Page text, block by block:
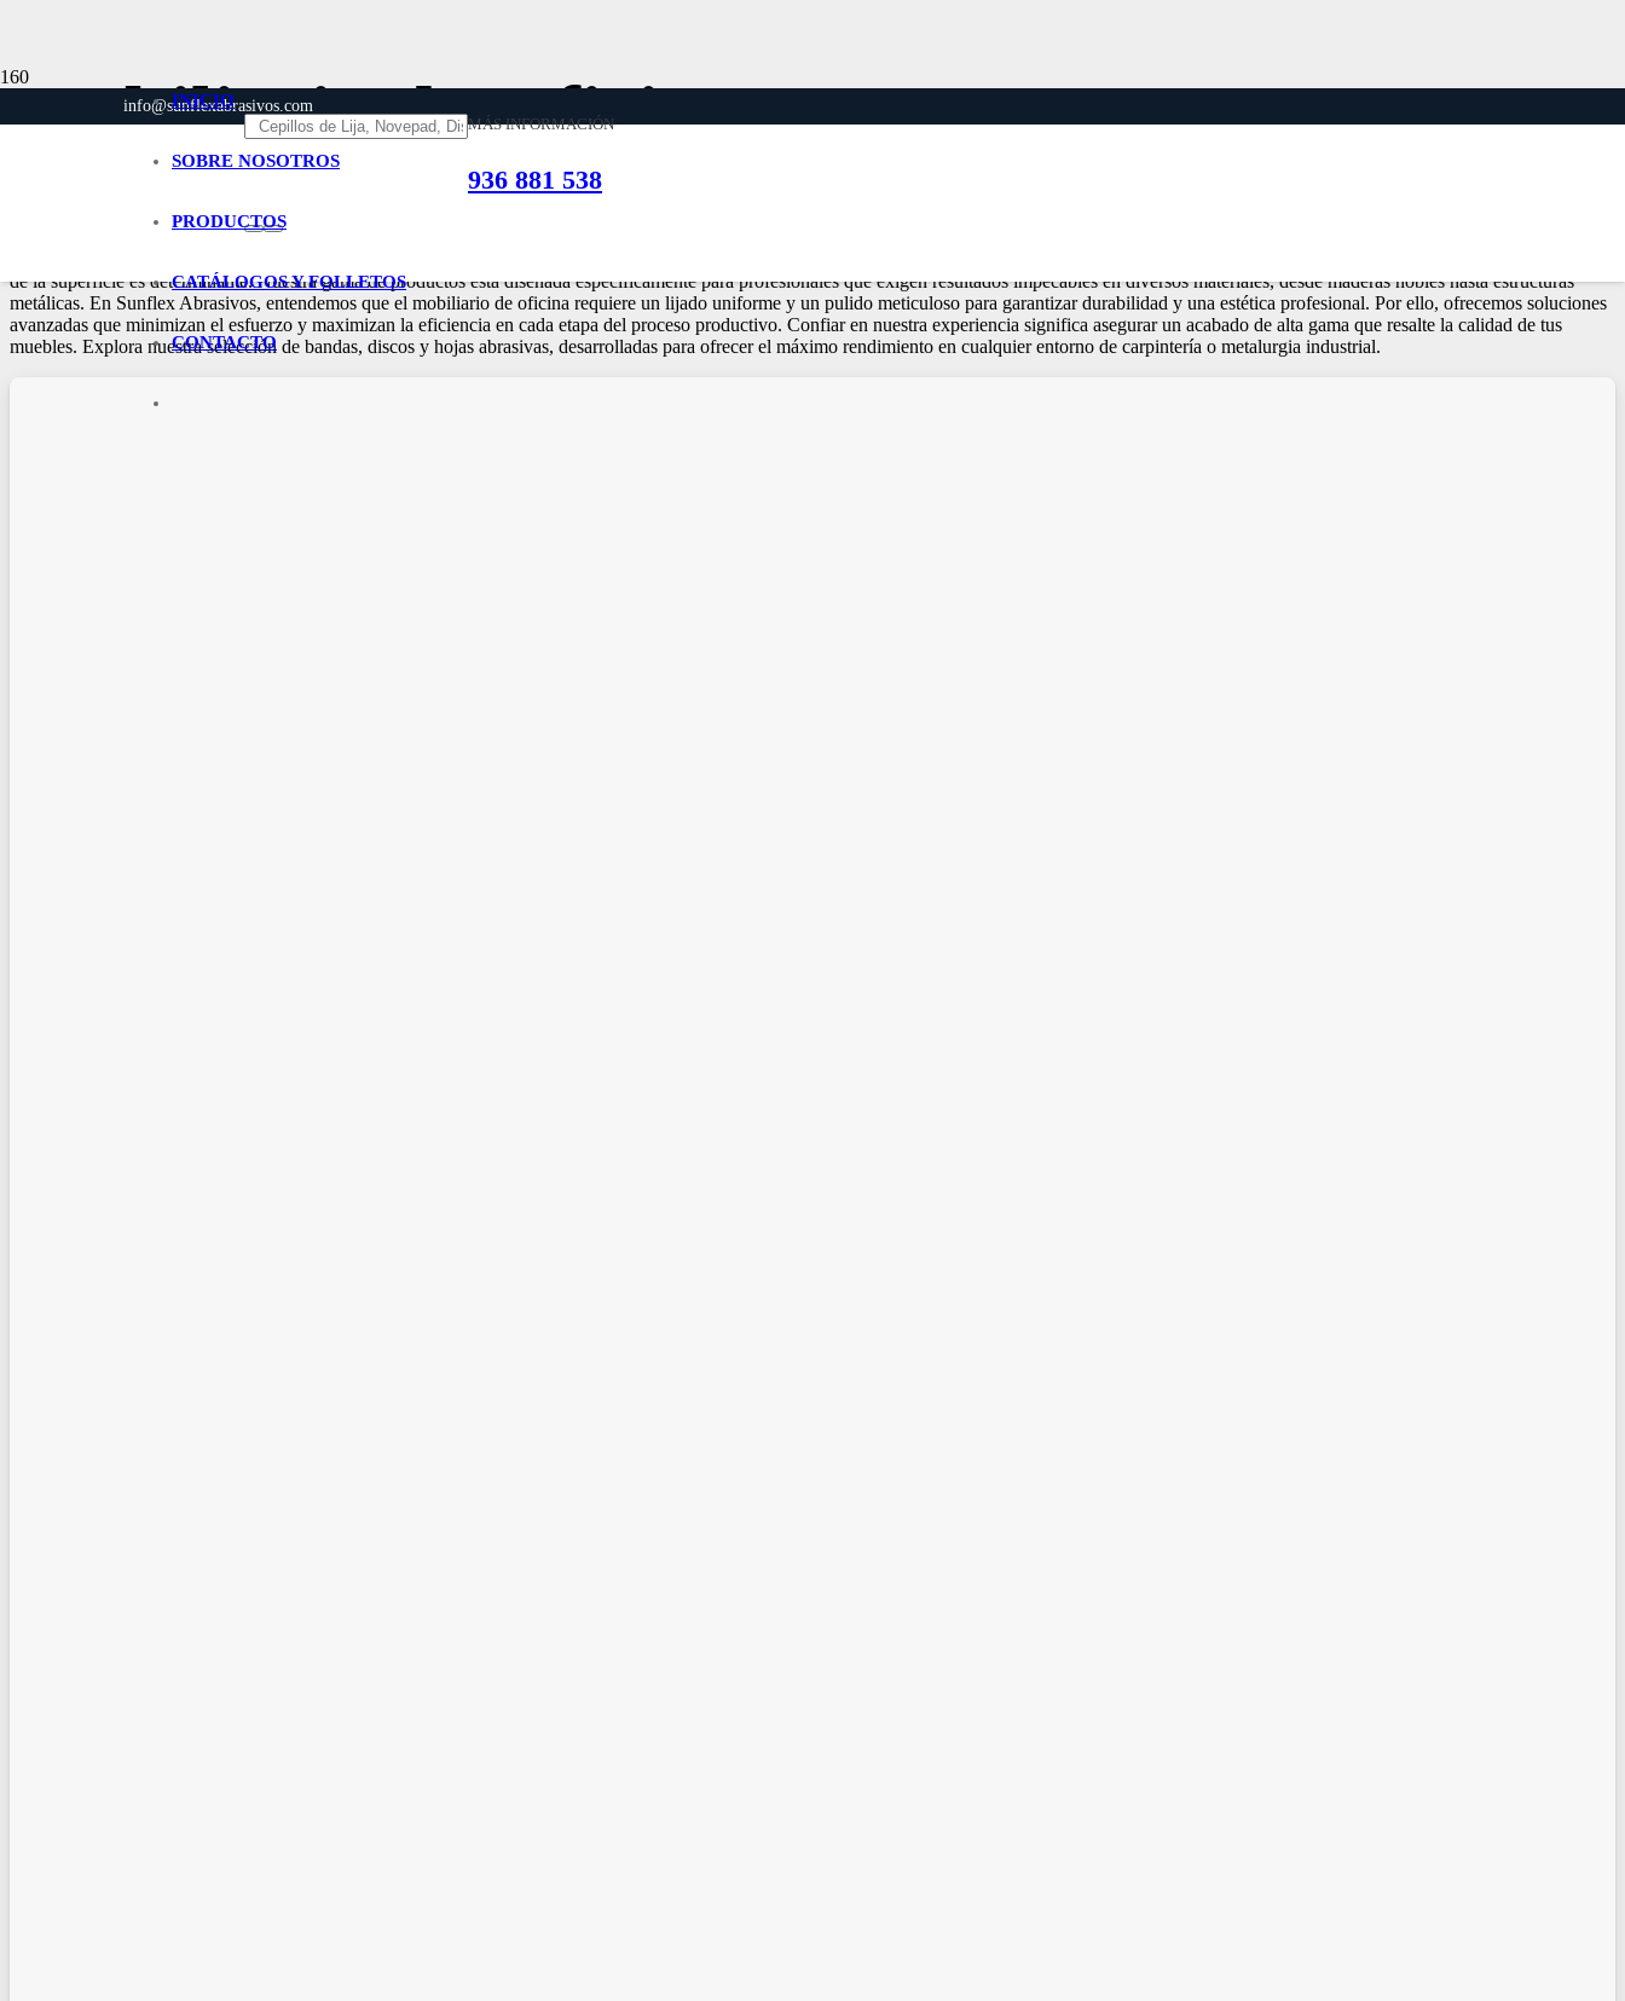
info@sunflexabrasivos.com
MÁS INFORMACIÓN
936 881 538
INICIO
SOBRE NOSOTROS
PRODUCTOS
CATÁLOGOS Y FOLLETOS
CONTACTO
Mobiliario de Oficina
Mobiliario de Oficina
de la superficie es determinante. Nuestra gama de productos está diseñada específicamente para profesionales que exigen resultados impecables en diversos materiales, desde maderas nobles hasta estructuras
metálicas. En Sunflex Abrasivos, entendemos que el mobiliario de oficina requiere un lijado uniforme y un pulido meticuloso para garantizar durabilidad y una estética profesional. Por ello, ofrecemos soluciones
avanzadas que minimizan el esfuerzo y maximizan la eficiencia en cada etapa del proceso productivo. Confiar en nuestra experiencia significa asegurar un acabado de alta gama que resalte la calidad de tus
muebles. Explora nuestra selección de bandas, discos y hojas abrasivas, desarrolladas para ofrecer el máximo rendimiento en cualquier entorno de carpintería o metalurgia industrial.